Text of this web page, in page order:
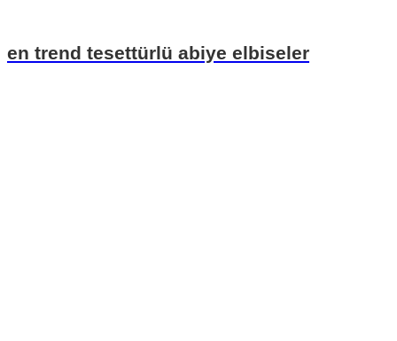
en trend tesettürlü abiye elbiseler